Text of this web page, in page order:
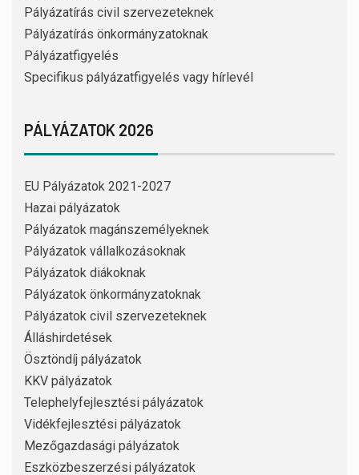
Pályázatírás civil szervezeteknek
Pályázatírás önkormányzatoknak
Pályázatfigyelés
Specifikus pályázatfigyelés vagy hírlevél
PÁLYÁZATOK 2026
EU Pályázatok 2021-2027
Hazai pályázatok
Pályázatok magánszemélyeknek
Pályázatok vállalkozásoknak
Pályázatok diákoknak
Pályázatok önkormányzatoknak
Pályázatok civil szervezeteknek
Álláshirdetések
Ösztöndíj pályázatok
KKV pályázatok
Telephelyfejlesztési pályázatok
Vidékfejlesztési pályázatok
Mezőgazdasági pályázatok
Eszközbeszerzési pályázatok